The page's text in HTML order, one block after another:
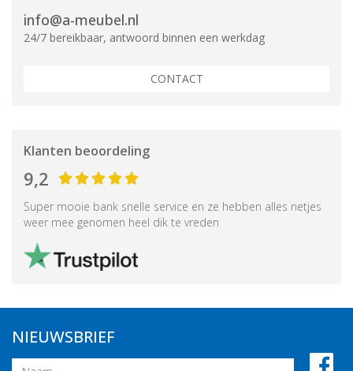
info@a-meubel.nl
24/7 bereikbaar, antwoord binnen een werkdag
CONTACT
Klanten beoordeling
9,2
Super mooie bank snelle service en ze hebben alles netjes
weer mee genomen heel dik te vreden
NIEUWSBRIEF
Naam